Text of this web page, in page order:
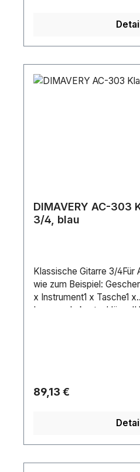
DIMAVERY AC-303
3/4, blau
Klassische Gitarre 3/4Für
wie zum Beispiel:
x Instrument1 x Tasche1 x
Regulärer Preis:
89,13 €